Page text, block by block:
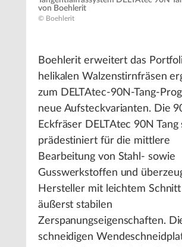
von Boehlerit
© Boehlerit
Boehlerit erweitert das
helikalen Walzenstirnfräsen
zum DELTAtec-90N-Tang-
neue Aufsteckvarianten. Die
Eckfräser DELTAtec 90N Tang
prädestiniert für die mittlere
Bearbeitung von Stahl- sowie
Gusswerkstoffen und
Hersteller mit leichtem
äußerst stabilen
Zerspanungseigenschaften.
schneidigen